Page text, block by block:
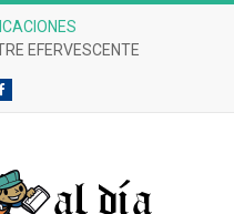
EFERVESCENTE
Facebook